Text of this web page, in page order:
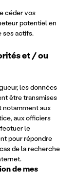
céder vos
potentiel en
ses actifs.
et / ou
les données
être transmises
notamment aux
aux officiers
le
pour répondre
de la recherche
de mes